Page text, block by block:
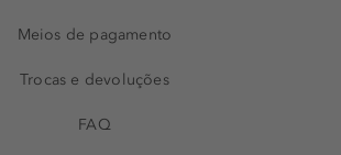
Meios de pagamento
Trocas e devoluções
FAQ